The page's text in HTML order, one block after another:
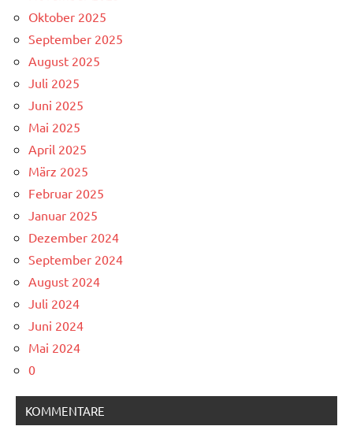
Oktober 2025
September 2025
August 2025
Juli 2025
Juni 2025
Mai 2025
April 2025
März 2025
Februar 2025
Januar 2025
Dezember 2024
September 2024
August 2024
Juli 2024
Juni 2024
Mai 2024
0
KOMMENTARE